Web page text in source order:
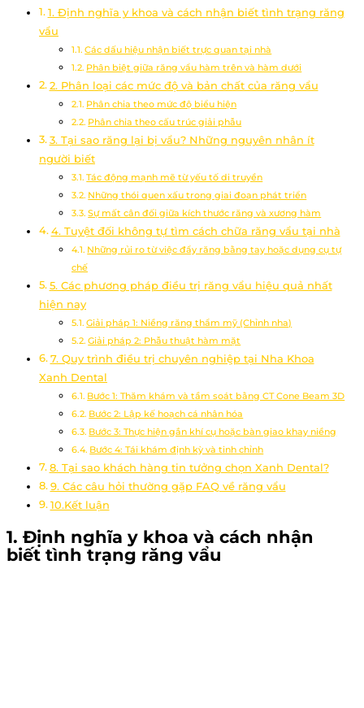
1. Định nghĩa y khoa và cách nhận biết tình trạng răng
vẩu
Các dấu hiệu nhận biết trực quan tại nhà
Phân biệt giữa răng vẩu hàm trên và hàm dưới
2. Phân loại các mức độ và bản chất của răng vẩu
Phân chia theo mức độ biểu hiện
Phân chia theo cấu trúc giải phẫu
3. Tại sao răng lại bị vẩu? Những nguyên nhân ít
người biết
Tác động mạnh mẽ từ yếu tố di truyền
Những thói quen xấu trong giai đoạn phát triển
Sự mất cân đối giữa kích thước răng và xương hàm
4. Tuyệt đối không tự tìm cách chữa răng vẩu tại nhà
Những rủi ro từ việc đẩy răng bằng tay hoặc dụng cụ tự
chế
5. Các phương pháp điều trị răng vẩu hiệu quả nhất
hiện nay
Giải pháp 1: Niềng răng thẩm mỹ (Chỉnh nha)
Giải pháp 2: Phẫu thuật hàm mặt
7. Quy trình điều trị chuyên nghiệp tại Nha Khoa
Xanh Dental
Bước 1: Thăm khám và tầm soát bằng CT Cone Beam 3D
Bước 2: Lập kế hoạch cá nhân hóa
Bước 3: Thực hiện gắn khí cụ hoặc bàn giao khay niềng
Bước 4: Tái khám định kỳ và tinh chỉnh
8. Tại sao khách hàng tin tưởng chọn Xanh Dental?
9. Các câu hỏi thường gặp FAQ về răng vẩu
10.Kết luận
1. Định nghĩa y khoa và cách nhận
biết tình trạng răng vẩu